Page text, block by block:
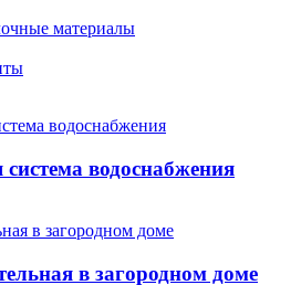
материалы
водоснабжения
в загородном доме